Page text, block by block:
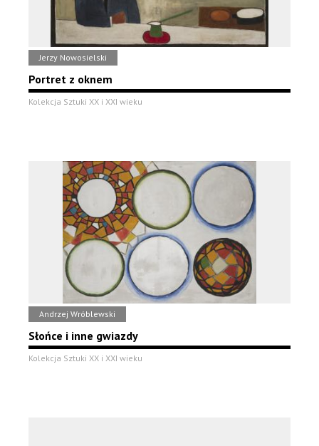
Jerzy Nowosielski
Portret z oknem
Kolekcja Sztuki XX i XXI wieku
Andrzej Wróblewski
Słońce i inne gwiazdy
Kolekcja Sztuki XX i XXI wieku